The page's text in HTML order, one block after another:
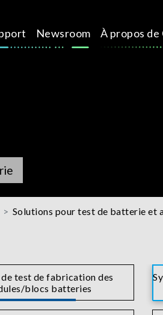
Newsroom À propos de
Solutions pour test de batterie et
de test de fabrication des
blocs batteries